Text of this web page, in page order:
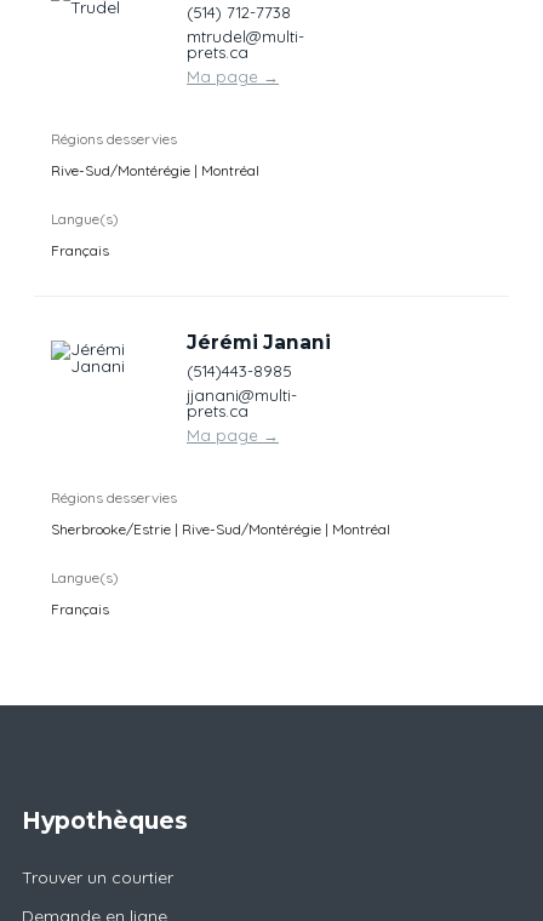
(514) 712-7738
mtrudel@multi-
prets.ca
Ma page →
Régions desservies
Rive-Sud/Montérégie | Montréal
Langue(s)
Français
Jérémi Janani
(514)443-8985
jjanani@multi-
prets.ca
Ma page →
Régions desservies
Sherbrooke/Estrie | Rive-Sud/Montérégie | Montréal
Langue(s)
Français
Hypothèques
Trouver un courtier
Demande en ligne